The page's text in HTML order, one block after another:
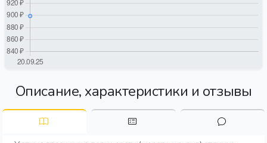
Описание, характеристики и отзывы